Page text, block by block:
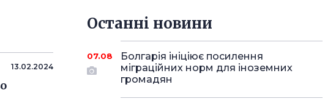
13.02.2024
Останнi новини
07.08
Болгарія ініціює посилення
міграційних норм для іноземних
громадян